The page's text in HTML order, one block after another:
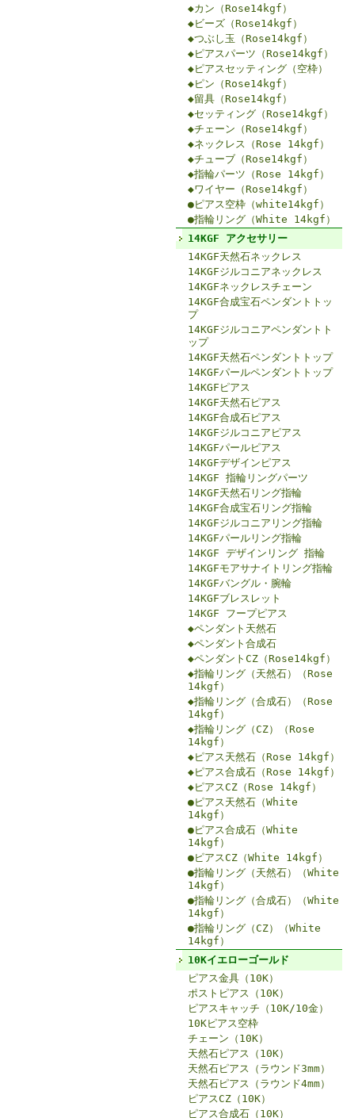
◆カン（Rose14kgf）
◆ビーズ（Rose14kgf）
◆つぶし玉（Rose14kgf）
◆ピアスパーツ（Rose14kgf）
◆ピアスセッティング（空枠）
◆ピン（Rose14kgf）
◆留具（Rose14kgf）
◆セッティング（Rose14kgf）
◆チェーン（Rose14kgf）
◆ネックレス（Rose 14kgf）
◆チューブ（Rose14kgf）
◆指輪パーツ（Rose 14kgf）
◆ワイヤー（Rose14kgf）
●ピアス空枠（white14kgf）
●指輪リング（White 14kgf）
14KGF アクセサリー
14KGF天然石ネックレス
14KGFジルコニアネックレス
14KGFネックレスチェーン
14KGF合成宝石ペンダントトッ
プ
14KGFジルコニアペンダントト
ップ
14KGF天然石ペンダントトップ
14KGFパールペンダントトップ
14KGFピアス
14KGF天然石ピアス
14KGF合成石ピアス
14KGFジルコニアピアス
14KGFパールピアス
14KGFデザインピアス
14KGF 指輪リングパーツ
14KGF天然石リング指輪
14KGF合成宝石リング指輪
14KGFジルコニアリング指輪
14KGFパールリング指輪
14KGF デザインリング 指輪
14KGFモアサナイトリング指輪
14KGFバングル・腕輪
14KGFブレスレット
14KGF フープピアス
◆ペンダント天然石
◆ペンダント合成石
◆ペンダントCZ（Rose14kgf）
◆指輪リング（天然石）（Rose
14kgf）
◆指輪リング（合成石）（Rose
14kgf）
◆指輪リング（CZ）（Rose
14kgf）
◆ピアス天然石（Rose 14kgf）
◆ピアス合成石（Rose 14kgf）
◆ピアスCZ（Rose 14kgf）
●ピアス天然石（White
14kgf）
●ピアス合成石（White
14kgf）
●ピアスCZ（White 14kgf）
●指輪リング（天然石）（White
14kgf）
●指輪リング（合成石）（White
14kgf）
●指輪リング（CZ）（White
14kgf）
10Kイエローゴールド
ピアス金具（10K）
ポストピアス（10K）
ピアスキャッチ（10K/10金）
10Kピアス空枠
チェーン（10K）
天然石ピアス（10K）
天然石ピアス（ラウンド3mm）
天然石ピアス（ラウンド4mm）
ピアスCZ（10K）
ピアス合成石（10K）